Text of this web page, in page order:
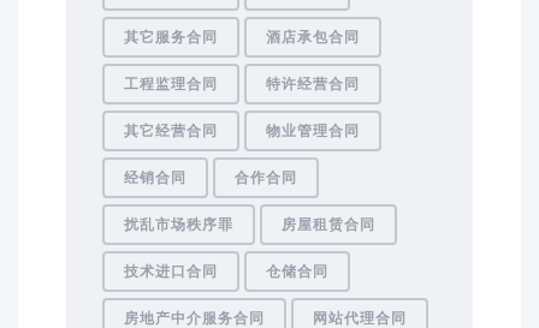
其它服务合同 酒店承包合同
工程监理合同 特许经营合同
其它经营合同 物业管理合同
经销合同 合作合同
扰乱市场秩序罪 房屋租赁合同
技术进口合同 仓储合同
房地产中介服务合同 网站代理合同